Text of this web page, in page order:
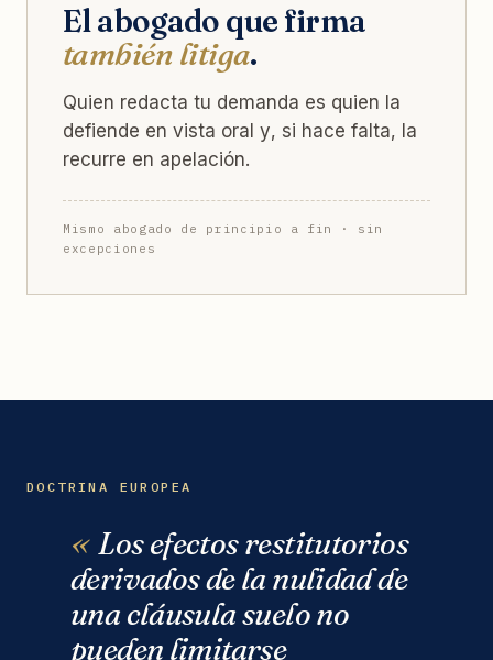
El abogado que firma
también litiga.
Quien redacta tu demanda es quien la
defiende en vista oral y, si hace falta, la
recurre en apelación.
Mismo abogado de principio a fin · sin
excepciones
DOCTRINA EUROPEA
Los efectos restitutorios
derivados de la nulidad de
una cláusula suelo no
pueden limitarse